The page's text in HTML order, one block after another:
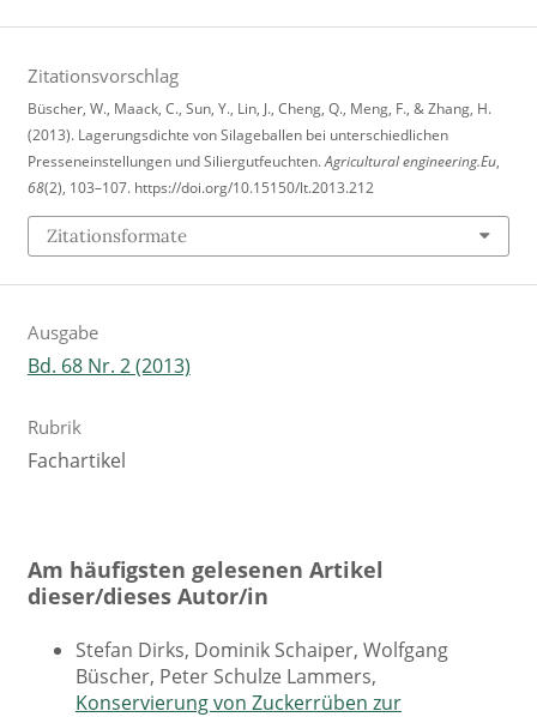
Zitationsvorschlag
Büscher, W., Maack, C., Sun, Y., Lin, J., Cheng, Q., Meng, F., & Zhang, H.
(2013). Lagerungsdichte von Silageballen bei unterschiedlichen
Presseneinstellungen und Siliergutfeuchten.Agricultural engineering.Eu,
68(2), 103–107. https://doi.org/10.15150/lt.2013.212
Zitationsformate
Ausgabe
Bd. 68 Nr. 2 (2013)
Rubrik
Fachartikel
Am häufigsten gelesenen Artikel
dieser/dieses Autor/in
Stefan Dirks, Dominik Schaiper, Wolfgang
Büscher, Peter Schulze Lammers,
Konservierung von Zuckerrüben zur